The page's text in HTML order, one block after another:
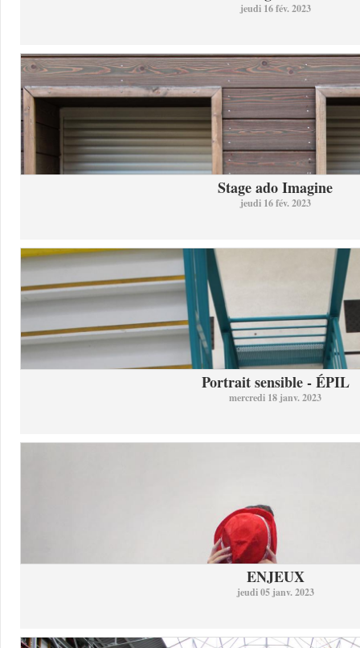
jeudi 16 fév. 2023
Stage ado Imagine
jeudi 16 fév. 2023
Portrait sensible - ÉPIL
mercredi 18 janv. 2023
ENJEUX
jeudi 05 janv. 2023